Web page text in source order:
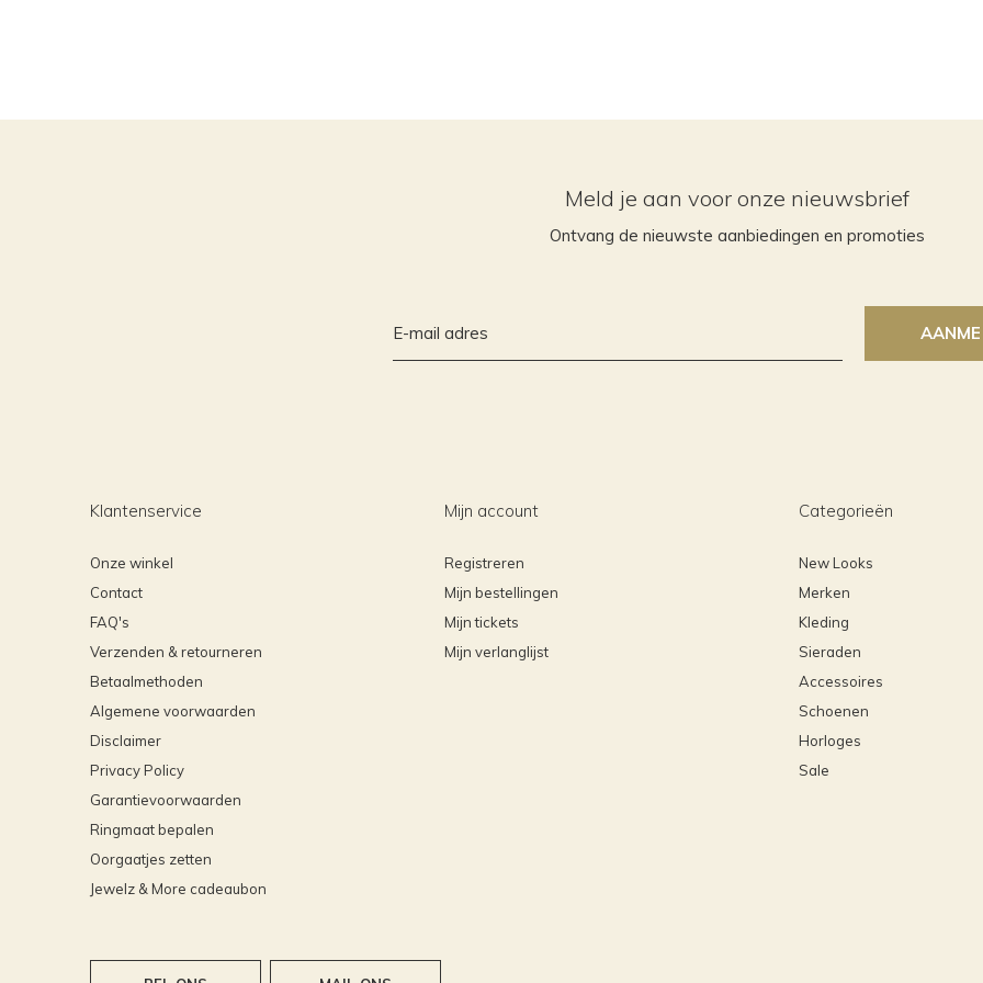
Meld je aan voor onze nieuwsbrief
Ontvang de nieuwste aanbiedingen en promoties
Klantenservice
Onze winkel
Contact
FAQ's
Verzenden & retourneren
Betaalmethoden
Algemene voorwaarden
Disclaimer
Privacy Policy
Garantievoorwaarden
Ringmaat bepalen
Oorgaatjes zetten
Jewelz & More cadeaubon
Mijn account
Registreren
Mijn bestellingen
Mijn tickets
Mijn verlanglijst
Categorieën
New Looks
Merken
Kleding
Sieraden
Accessoires
Schoenen
Horloges
Sale